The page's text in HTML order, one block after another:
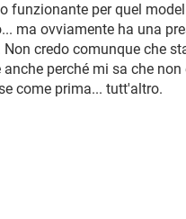
funzionante per quel
ma ovviamente ha una
credo comunque che
perché mi sa che
come prima... tutt'altro.